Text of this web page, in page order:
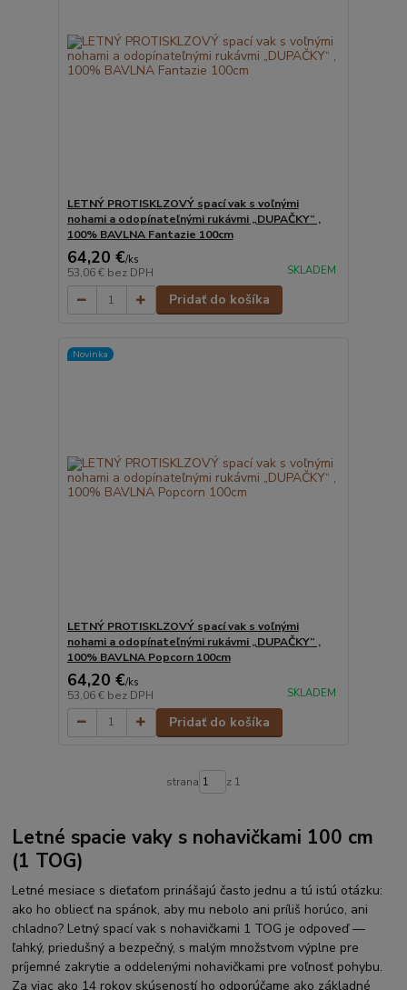
LETNÝ PROTISKLZOVÝ spací vak s voľnými
nohami a odopínateľnými rukávmi „DUPAČKY“ ,
100% BAVLNA Fantazie 100cm
64,20 €/ks
53,06 € bez DPH SKLADEM
Pridať do košíka
Novinka
LETNÝ PROTISKLZOVÝ spací vak s voľnými
nohami a odopínateľnými rukávmi „DUPAČKY“ ,
100% BAVLNA Popcorn 100cm
64,20 €/ks
53,06 € bez DPH SKLADEM
Pridať do košíka
strana z 1
Letné spacie vaky s nohavičkami 100 cm
(1 TOG)
Letné mesiace s dieťaťom prinášajú často jednu a tú istú otázku:
ako ho obliecť na spánok, aby mu nebolo ani príliš horúco, ani
chladno? Letný spací vak s nohavičkami 1 TOG je odpoveď —
ľahký, priedušný a bezpečný, s malým množstvom výplne pre
príjemné zakrytie a oddelenými nohavičkami pre voľnosť pohybu.
Za viac ako 14 rokov skúseností ho odporúčame ako základné